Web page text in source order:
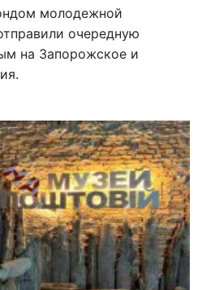
молодежной
очередную
на Запорожское и